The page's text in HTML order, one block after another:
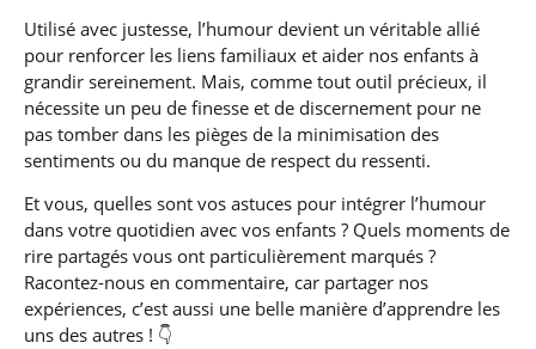
Utilisé avec justesse, l’humour devient un véritable allié
pour renforcer les liens familiaux et aider nos enfants à
grandir sereinement. Mais, comme tout outil précieux, il
nécessite un peu de finesse et de discernement pour ne
pas tomber dans les pièges de la minimisation des
sentiments ou du manque de respect du ressenti.
Et vous, quelles sont vos astuces pour intégrer l’humour
dans votre quotidien avec vos enfants ? Quels moments de
rire partagés vous ont particulièrement marqués ?
Racontez-nous en commentaire, car partager nos
expériences, c’est aussi une belle manière d’apprendre les
uns des autres ! 👇